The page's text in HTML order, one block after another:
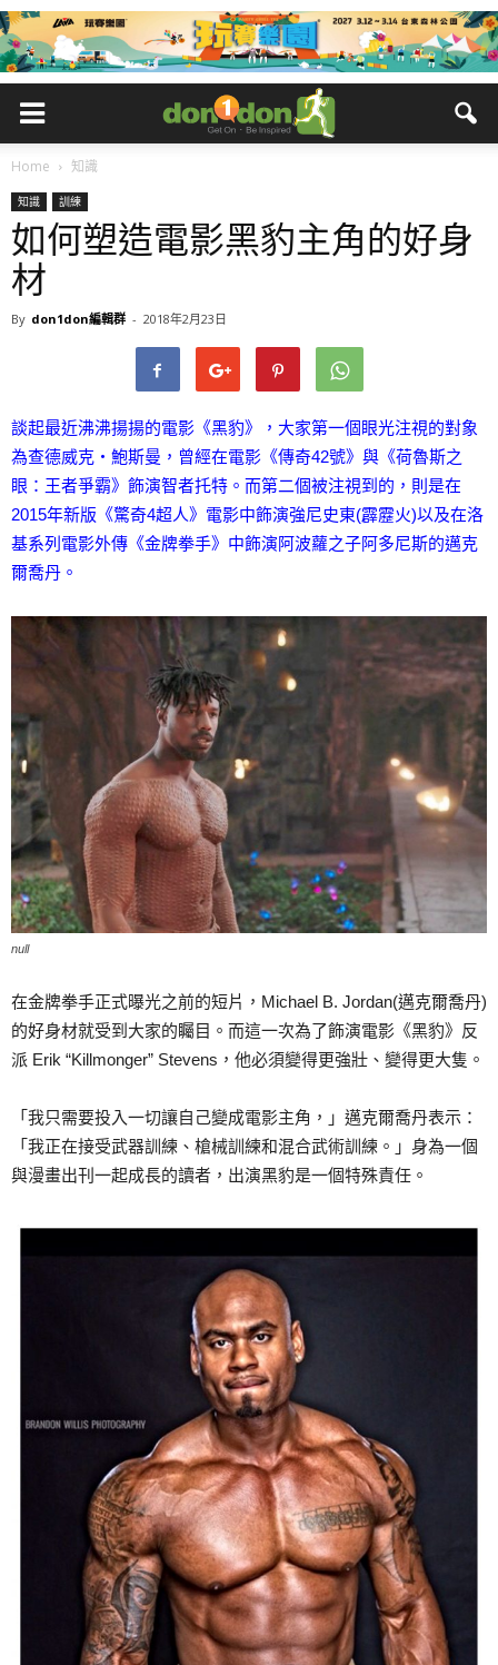
Home 知識
知識 訓練
如何塑造電影黑豹主角的好身
材
By don1don編輯群 - 2018年2月23日
談起最近沸沸揚揚的電影《黑豹》，大家第一個眼光注視的對象
為查德威克‧鮑斯曼，曾經在電影《傳奇42號》與《荷魯斯之
眼：王者爭霸》飾演智者托特。而第二個被注視到的，則是在
2015年新版《驚奇4超人》電影中飾演強尼史東(霹靂火)以及在洛
基系列電影外傳《金牌拳手》中飾演阿波蘿之子阿多尼斯的邁克
爾喬丹。
null
在金牌拳手正式曝光之前的短片，Michael B. Jordan(邁克爾喬丹)
的好身材就受到大家的矚目。而這一次為了飾演電影《黑豹》反
派 Erik “Killmonger” Stevens，他必須變得更強壯、變得更大隻。
「我只需要投入一切讓自己變成電影主角，」邁克爾喬丹表示：
「我正在接受武器訓練、槍械訓練和混合武術訓練。」身為一個
與漫畫出刊一起成長的讀者，出演黑豹是一個特殊責任。